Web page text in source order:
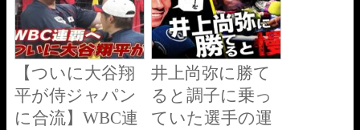
26日)
【ついに大谷翔
平が侍ジャパン
に合流】WBC連
井上尚弥に勝て
ると調子に乗っ
ていた選手の運